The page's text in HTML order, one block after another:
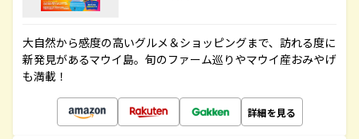
大自然から感度の高いグルメ＆ショッピングまで、訪れる度に
新発見があるマウイ島。旬のファーム巡りやマウイ産おみやげ
も満載！
詳細を見る